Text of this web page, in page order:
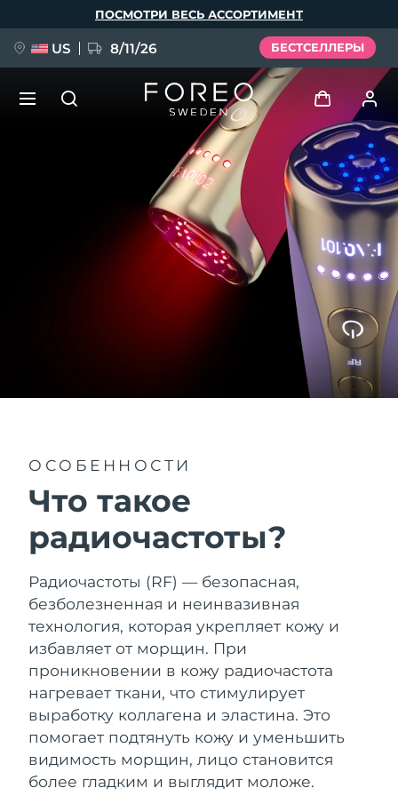
ОСОБЕННОСТИ
Что такое
радиочастоты?
Радиочастоты (RF) — безопасная,
безболезненная и неинвазивная
технология, которая укрепляет кожу и
избавляет от морщин. При
проникновении в кожу радиочастота
нагревает ткани, что стимулирует
выработку коллагена и эластина. Это
помогает подтянуть кожу и уменьшить
видимость морщин, лицо становится
более гладким и выглядит моложе.
ПОСМОТРИ ВЕСЬ АССОРТИМЕНТ
US 8/11/26 БЕСТСЕЛЛЕРЫ
Войти
Профиль пользователя
Мои приборы
Мои заказы
Мои адреса
Мои подписки
FAQ™ Pure Beauty-Tech Elixir
BREAKING NEWS
ПОДАРКИ И НАБОРЫ
предложения
БЕСТСЕЛЛЕРЫ
Терапия красным светом
Deutsch
Español
Italiano
Português
Русский
繁體中文
Страна доставки
Соединенные
Штаты
Испания
Австралия
Ожидаемая дата доставки
8/13/26
Франция
Ожидаемая дата доставки
Германия
8/10/26
Канада
Ожидаемая дата доставки